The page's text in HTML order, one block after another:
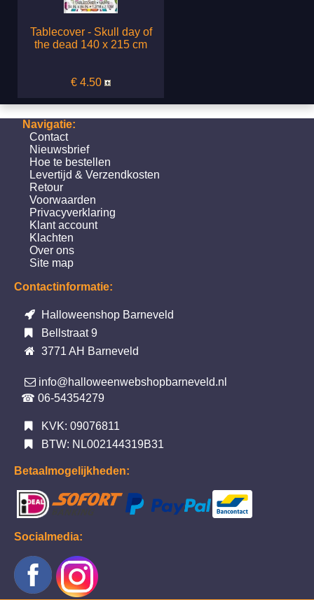
Tablecover - Skull day of
the dead 140 x 215 cm
€ 4.50
Navigatie:
Contact
Nieuwsbrief
Hoe te bestellen
Levertijd & Verzendkosten
Retour
Voorwaarden
Privacyverklaring
Klant account
Klachten
Over ons
Site map
Contactinformatie:
Halloweenshop Barneveld
Bellstraat 9
3771 AH Barneveld
info@halloweenwebshopbarneveld.nl
☎ 06-54354279
KVK: 09076811
BTW: NL002144319B31
Betaalmogelijkheden:
Socialmedia: